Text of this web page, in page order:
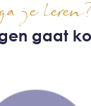
je
gaat